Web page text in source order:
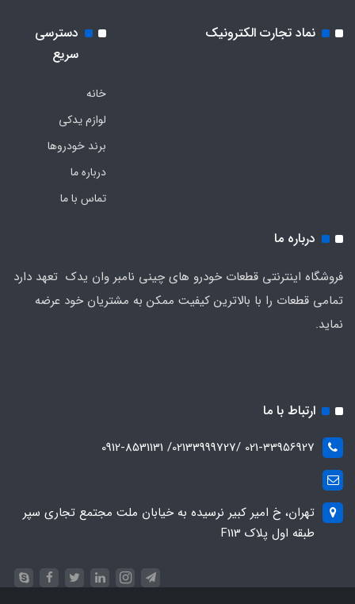
نماد تجارت الکترونیک
دسترسی
سریع
خانه
لوازم یدکی
برند خودروها
درباره ما
تماس با ما
درباره ما
فروشگاه اینترنتی قطعات خودرو های چینی نامبر وان یدک تعهد دارد
تمامی قطعات را با بالاترین کیفیت ممکن به مشتریان خود عرضه
نماید.
ارتباط با ما
021-33956927 /02133999727/ 0912-8531131
تهران، خ امیر کبیر نرسیده به خیابان ملت مجتمع تجاری سپر
طبقه اول پلاک F113